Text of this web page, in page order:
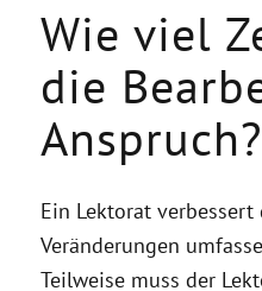
Wie viel
die
Anspruch?
Ein Lektorat
Veränderungen
Teilweise muss der